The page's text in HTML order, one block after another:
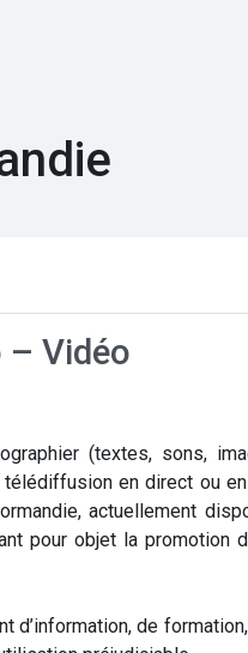
– Vidéo
(textes, sons,
en direct ou
actuellement
pour objet la promotion
de